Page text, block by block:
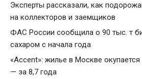
Эксперты рассказали, как
на коллекторов и заемщиков
ФАС России сообщила о 90 тыс. т
сахаром с начала года
«Accent»: жилье в Москве
— за 8,7 года